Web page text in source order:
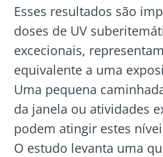
Esses resultados são
doses de UV
excecionais,
equivalente a uma
Uma pequena
da janela ou atividades
podem atingir estes
O estudo levanta uma
Ser redirecionado
Ficar no site do
Gostaria de me
informações sobre a
Eu li e aceito as
e a política de
Microbiota Institute.
* Campo obrigatório
BMI 20-35
Descubra
Kefir: um
aliado natural
da nossa